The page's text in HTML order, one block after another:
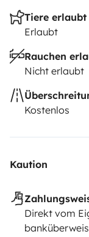
Tiere erlaubt
Erlaubt
Rauchen
Nicht erlaubt
Kostenlos
Kaution
Direkt vom